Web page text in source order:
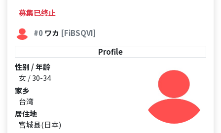
募集已终止
#0ワカ [FiBSQVI]
Profile
性别 / 年龄
女 / 30-34
家乡
台湾
居住地
宫城县(日本)